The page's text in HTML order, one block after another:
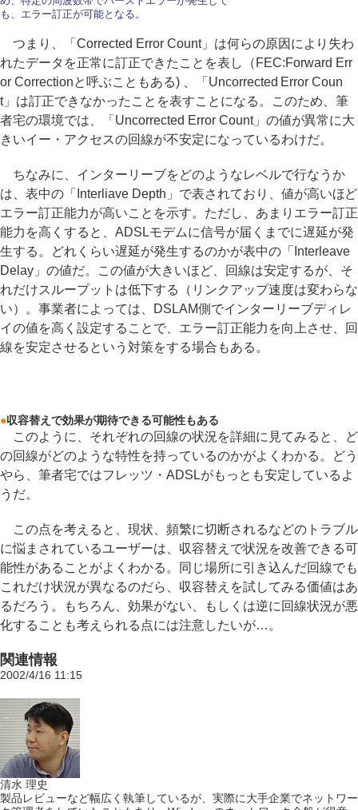
も、エラー訂正が可能となる。
つまり、「Corrected Error Count」は何らの原因により失わ
れたデータを正常に訂正できたことを表し（FEC:Forward Err
or Correctionと呼ぶこともある) 、「Uncorrected Error Coun
t」は訂正できなかったことを表すことになる。このため、筆
者宅の環境では、「Uncorrected Error Count」の値が異常に大
きいイー・アクセスの回線が不安定になっているわけだ。
ちなみに、インターリーブをどのようなレベルで行なうか
は、表中の「Interliave Depth」で表されており、値が高いほど
エラー訂正能力が高いことを示す。ただし、あまりエラー訂正
能力を高くすると、ADSLモデムに信号が届くまでに遅延が発
生する。どれくらい遅延が発生するのかが表中の「Interleave
Delay」の値だ。この値が大きいほど、回線は安定するが、そ
れだけスループットは低下する（リンクアップ速度は変わらな
い）。事業者によっては、DSLAM側でインターリーブディレ
イの値を高く設定することで、エラー訂正能力を向上させ、回
線を安定させるという対策をする場合もある。
●収容替えで効果が期待できる可能性もある
このように、それぞれの回線の状況を詳細に見てみると、ど
の回線がどのような特性を持っているのかがよくわかる。どう
やら、筆者宅ではフレッツ・ADSLがもっとも安定しているよ
うだ。
この点を考えると、現状、頻繁に切断されるなどのトラブル
に悩まされているユーザーは、収容替えで状況を改善できる可
能性があることがよくわかる。同じ場所に引き込んだ回線でも
これだけ状況が異なるのだら、収容替えを試してみる価値はあ
るだろう。もちろん、効果がない、もしくは逆に回線状況が悪
化することも考えられる点には注意したいが…。
関連情報
2002/4/16 11:15
清水 理史
製品レビューなど幅広く執筆しているが、実際に大手企業でネットワー